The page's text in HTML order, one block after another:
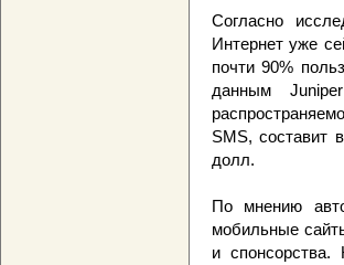
Согласно
Интернет уже
почти 90%
данным
SMS, составит
долл.
По мнению
мобильные
и